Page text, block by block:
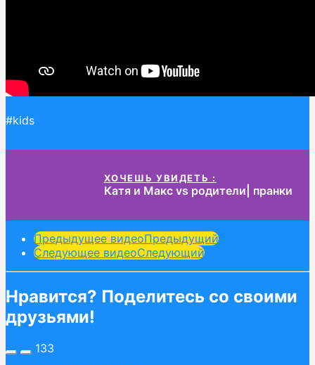
#kids
ХОЧЕШЬ УВИДЕТЬ :
Катя и Макс vs родители| пранки
Post
Pagination
Предыдущее видеоПредыдущий
Следующее видеоСледующий
Нравится? Поделитесь со своими
друзьями!
133